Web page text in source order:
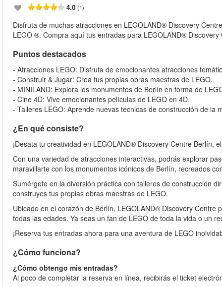
4.0 (1)
Disfruta de muchas atracciones en LEGOLAND® Discovery
LEGO ®. Compra aquí tus entradas para LEGOLAND®
Puntos destacados
- Atracciones LEGO: Disfruta de emocionantes atracciones
- Construir & Jugar: Crea tus propias obras maestras de LEGO.
- MINILAND: Explora los monumentos de Berlín en forma de
- Cine 4D: Vive emocionantes películas de LEGO en 4D.
- Talleres LEGO: Aprende nuevas técnicas de construcción de la
¿En qué consiste?
¡Desata tu creatividad en LEGOLAND® Discovery Centre Berlín,
Con una variedad de atracciones interactivas, podrás explorar
maravillarte con los monumentos icónicos de Berlín, recreados
Sumérgete en la diversión práctica con talleres de construcción
construyes tus propias obras maestras de LEGO.
Ubicado en el corazón de Berlín, LEGOLAND® Discovery
todas las edades. Ya seas un fan de LEGO de toda la vida o un
¡Reserva tus entradas ahora para una aventura de LEGO
¿Cómo funciona?
¿Cómo obtengo mis entradas?
Al poco de completar la reserva en línea, recibirás el ticket